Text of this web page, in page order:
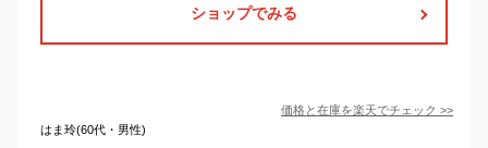
ショップでみる
価格と在庫を楽天でチェック >>
はま玲(60代・男性)